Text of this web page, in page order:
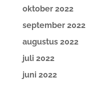
oktober 2022
september 2022
augustus 2022
juli 2022
juni 2022